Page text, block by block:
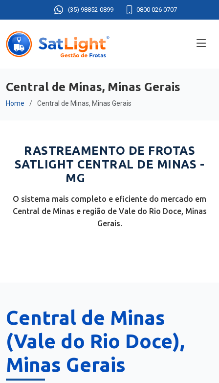
(35) 98852-0899 0800 026 0707
Central de Minas, Minas Gerais
Home Central de Minas, Minas Gerais
RASTREAMENTO DE FROTAS
SATLIGHT CENTRAL DE MINAS -
MG
O sistema mais completo e eficiente do mercado em
Central de Minas e região de Vale do Rio Doce, Minas
Gerais.
Central de Minas
(Vale do Rio Doce),
Minas Gerais